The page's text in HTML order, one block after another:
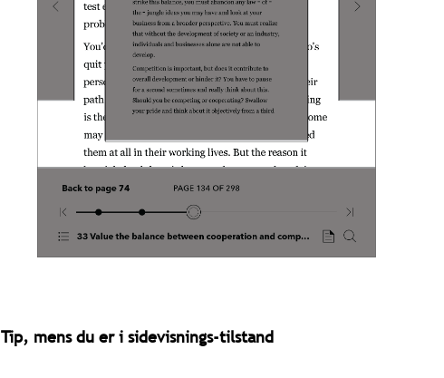
Tip, mens du er i sidevisnings-tilstand